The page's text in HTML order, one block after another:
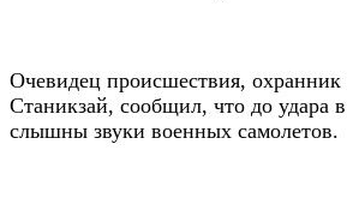
Очевидец происшествия,
Станикзай, сообщил, что до удара
слышны звуки военных самолетов.